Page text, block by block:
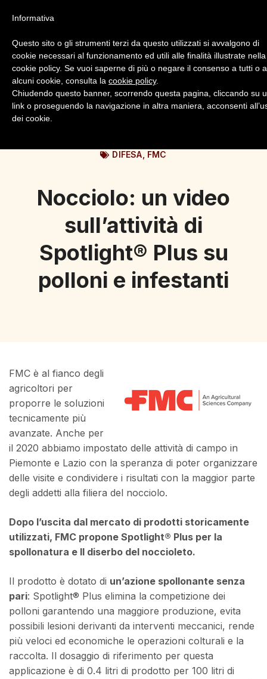
Login Registrazione
DIFESA FMC
Nocciolo: un video
sull’attività di
Spotlight® Plus su
polloni e infestanti
FMC è al fianco degli
agricoltori per
proporre le soluzioni
tecnicamente più
avanzate. Anche per
il 2020 abbiamo impostato delle attività di campo in
Piemonte e Lazio con la speranza di poter organizzare
delle visite e condividere i risultati con la maggior parte
degli addetti alla filiera del nocciolo.
Dopo l’uscita dal mercato di prodotti storicamente
utilizzati, FMC propone Spotlight® Plus per la
spollonatura e Il diserbo del noccioleto.
Il prodotto è dotato di un’azione spollonante senza
pari: Spotlight® Plus elimina la competizione dei
polloni garantendo una maggiore produzione, evita
possibili lesioni derivanti da interventi meccanici, rende
più veloci ed economiche le operazioni colturali e la
raccolta. Il dosaggio di riferimento per questa
applicazione è di 0.4 litri di prodotto per 100 litri di
Informativa
Questo sito o gli strumenti terzi da questo utilizzati si avvalgono di
cookie necessari al funzionamento ed utili alle finalità illustrate nella
cookie policy. Se vuoi saperne di più o negare il consenso a tutti o
alcuni cookie, consulta la cookie policy.
Chiudendo questo banner, scorrendo questa pagina, cliccando su
link o proseguendo la navigazione in altra maniera, acconsenti
dei cookie.